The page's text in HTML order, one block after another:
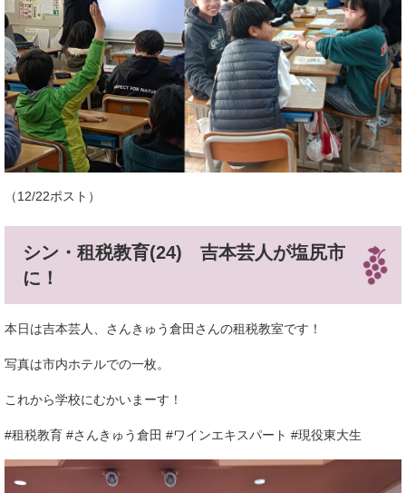
（12/22ポスト）
シン・租税教育(24) 吉本芸人が塩尻市
に！
本日は吉本芸人、さんきゅう倉田さんの租税教室です！
写真は市内ホテルでの一枚。
これから学校にむかいまーす！
#租税教育 #さんきゅう倉田 #ワインエキスパート #現役東大生